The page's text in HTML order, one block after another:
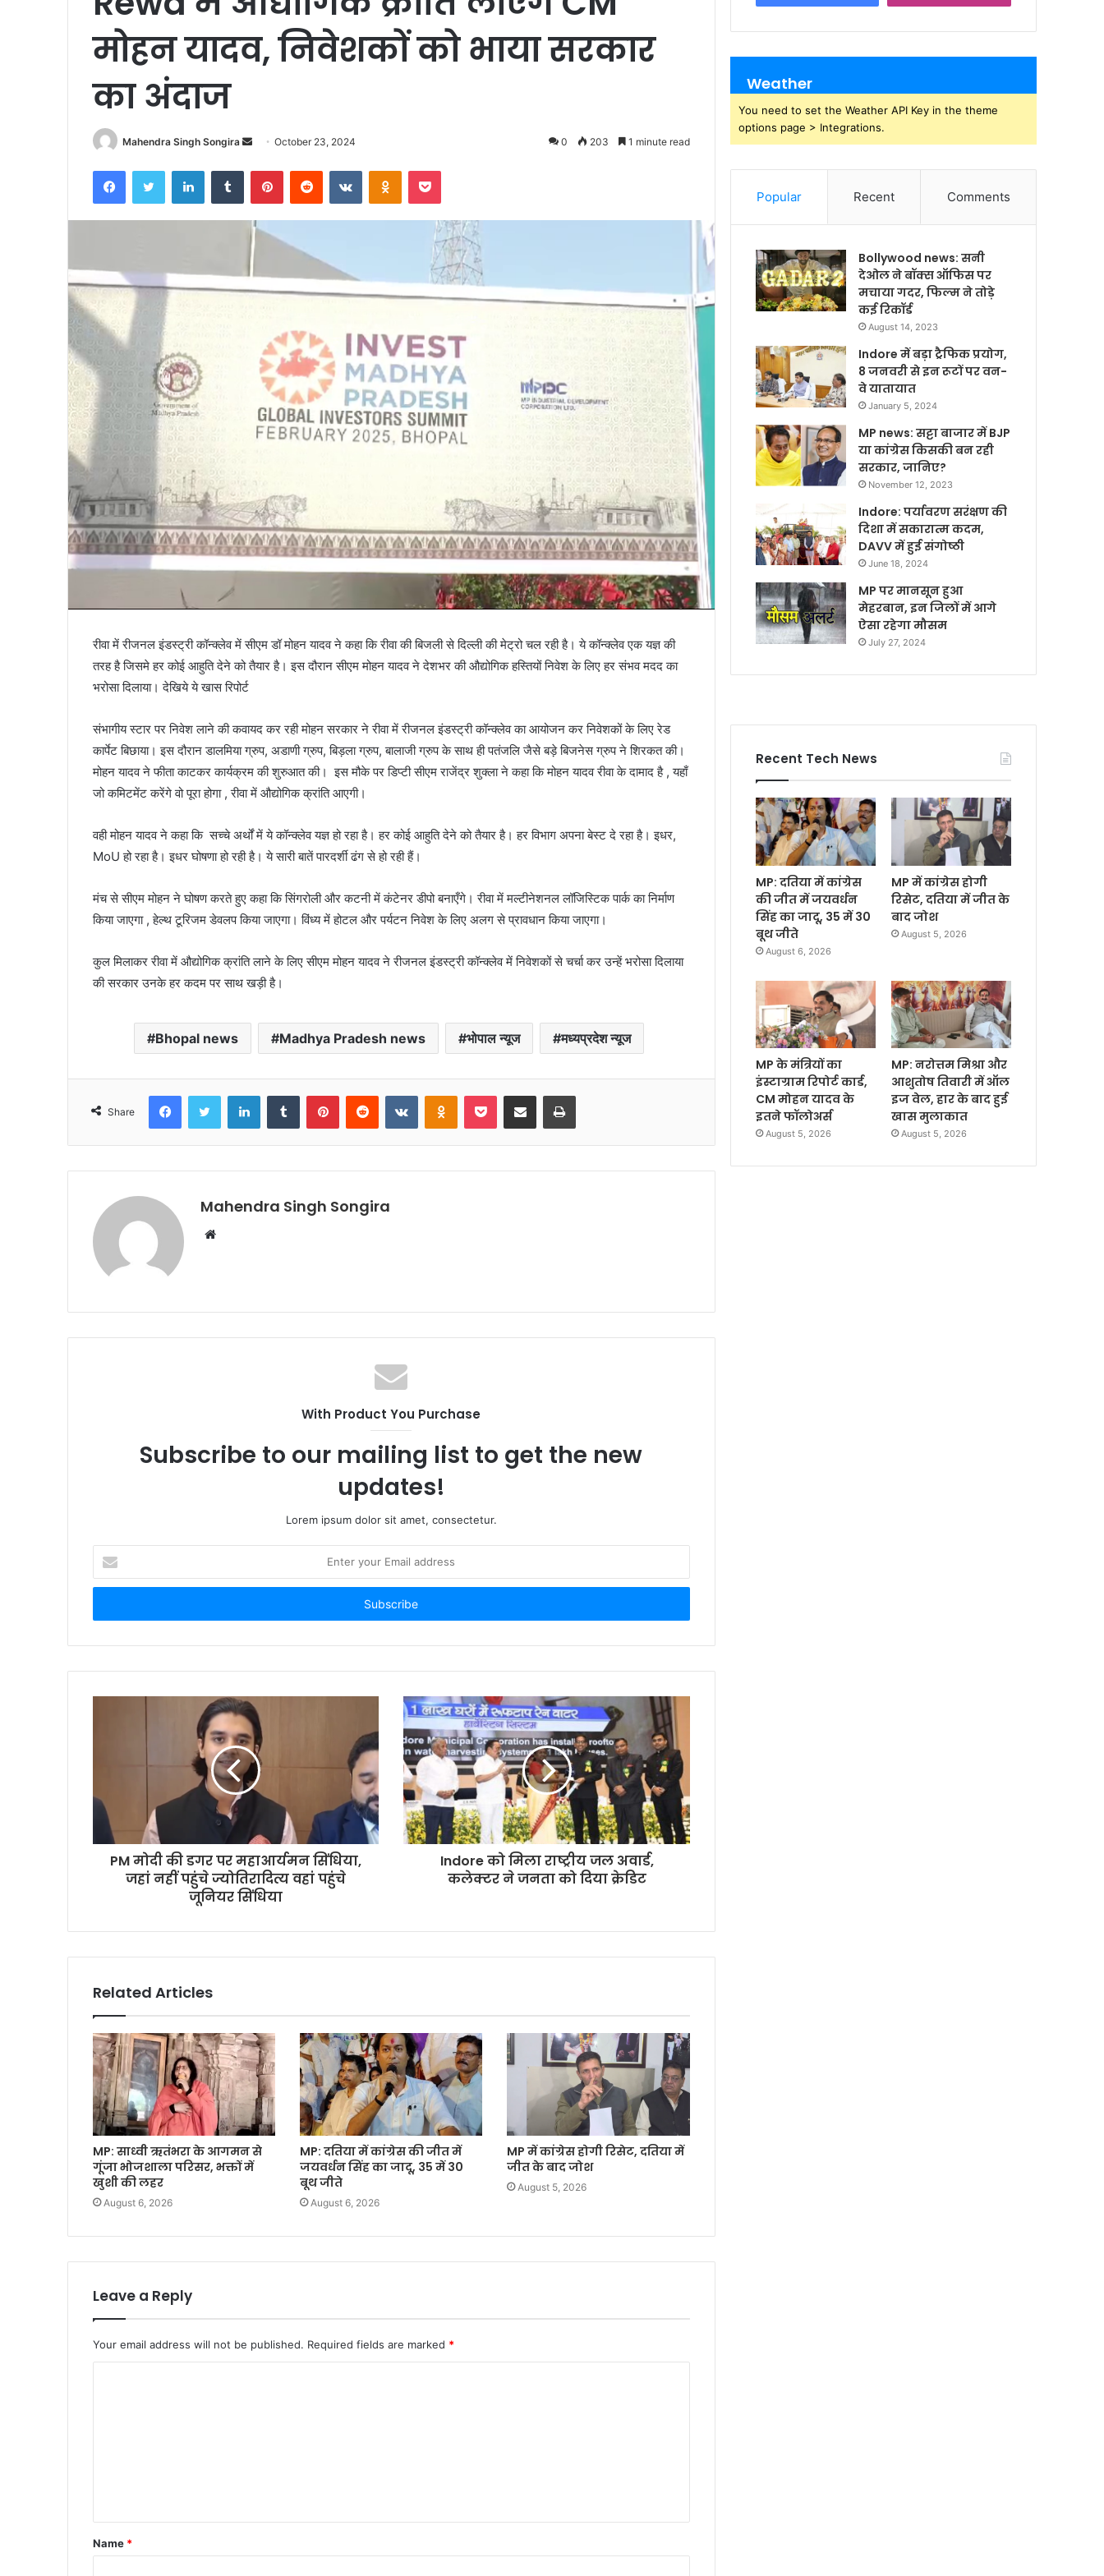
मोहन यादव, निवेशकों को भाया सरकार
का अंदाज
Mahendra Singh Songira
Send
email
October 23, 2024 0 203 1 minute read
FacebookTwitter LinkedInTumblr PinterestReddit VKontakteOdnoklassniki
Pocket
रीवा में रीजनल इंडस्ट्री कॉन्क्लेव में सीएम डॉ मोहन यादव ने कहा कि रीवा की बिजली से दिल्ली की मेट्रो चल रही है। ये कॉन्क्लेव एक यज्ञ की
तरह है जिसमे हर कोई आहुति देने को तैयार है। इस दौरान सीएम मोहन यादव ने देशभर की औद्योगिक हस्तियों निवेश के लिए हर संभव मदद का
भरोसा दिलाया। देखिये ये खास रिपोर्ट
संभागीय स्टार पर निवेश लाने की कवायद कर रही मोहन सरकार ने रीवा में रीजनल इंडस्ट्री कॉन्क्लेव का आयोजन कर निवेशकों के लिए रेड
कार्पेट बिछाया। इस दौरान डालमिया ग्रुप, अडाणी ग्रुप, बिड़ला ग्रुप, बालाजी ग्रुप के साथ ही पतंजलि जैसे बड़े बिजनेस ग्रुप ने शिरकत की।
मोहन यादव ने फीता काटकर कार्यक्रम की शुरुआत की। इस मौके पर डिप्टी सीएम राजेंद्र शुक्ला ने कहा कि मोहन यादव रीवा के दामाद है , यहाँ
जो कमिटमेंट करेंगे वो पूरा होगा , रीवा में औद्योगिक क्रांति आएगी।
वही मोहन यादव ने कहा कि सच्चे अर्थों में ये कॉन्क्लेव यज्ञ हो रहा है। हर कोई आहुति देने को तैयार है। हर विभाग अपना बेस्ट दे रहा है। इधर,
MoU हो रहा है। इधर घोषणा हो रही है। ये सारी बातें पारदर्शी ढंग से हो रही हैं।
मंच से सीएम मोहन ने घोषण करते हुए कहा कि सिंगरोली और कटनी में कंटेनर डीपो बनाएँगे। रीवा में मल्टीनेशनल लॉजिस्टिक पार्क का निर्माण
किया जाएगा , हेल्थ टूरिजम डेवलप किया जाएगा। विंध्य में होटल और पर्यटन निवेश के लिए अलग से प्रावधान किया जाएगा।
कुल मिलाकर रीवा में औद्योगिक क्रांति लाने के लिए सीएम मोहन यादव ने रीजनल इंडस्ट्री कॉन्क्लेव में निवेशकों से चर्चा कर उन्हें भरोसा दिलाया
की सरकार उनके हर कदम पर साथ खड़ी है।
Bhopal news Madhya Pradesh news भोपाल न्यूज मध्यप्रदेश न्यूज
Share
FacebookTwitter LinkedInTumblr PinterestReddit VKontakteOdnoklassniki
Pocket Share via Email Print
Mahendra Singh Songira
Website
With Product You Purchase
Subscribe to our mailing list to get the new
updates!
Lorem ipsum dolor sit amet, consectetur.
your
Email
PM मोदी की डगर पर महाआर्यमन सिंधिया,
जहां नहीं पहुंचे ज्योतिरादित्य वहां पहुंचे
जूनियर सिंधिया
Indore को मिला राष्ट्रीय जल अवार्ड,
कलेक्टर ने जनता को दिया क्रेडिट
Related Articles
MP: साध्वी ऋतंभरा के आगमन से
गूंजा भोजशाला परिसर, भक्तों में
खुशी की लहर
August 6, 2026
MP: दतिया में कांग्रेस की जीत में
जयवर्धन सिंह का जादू, 35 में 30
बूथ जीते
August 6, 2026
MP में कांग्रेस होगी रिसेट, दतिया में
जीत के बाद जोश
August 5, 2026
Leave a Reply
Your email address will not be published. Required fields are marked *
t
*
Name *
Weather
You need to set the Weather API Key in the theme
options page > Integrations.
Popular Recent Comments
Bollywood news: सनी
देओल ने बॉक्स ऑफिस पर
मचाया गदर, फिल्म ने तोड़े
कई रिकॉर्ड
August 14, 2023
Indore में बड़ा ट्रैफिक प्रयोग,
8 जनवरी से इन रूटों पर वन-
वे यातायात
January 5, 2024
MP news: सट्टा बाजार में BJP
या कांग्रेस किसकी बन रही
सरकार, जानिए?
November 12, 2023
Indore: पर्यावरण सरंक्षण की
दिशा में सकारात्म कदम,
DAVV में हुई संगोष्ठी
June 18, 2024
MP पर मानसून हुआ
मेहरबान, इन जिलों में आगे
ऐसा रहेगा मौसम
July 27, 2024
Recent Tech News
MP: दतिया में कांग्रेस
की जीत में जयवर्धन
सिंह का जादू, 35 में 30
बूथ जीते
August 6, 2026
MP में कांग्रेस होगी
रिसेट, दतिया में जीत के
बाद जोश
August 5, 2026
MP के मंत्रियों का
इंस्टाग्राम रिपोर्ट कार्ड,
CM मोहन यादव के
इतने फॉलोअर्स
August 5, 2026
MP: नरोत्तम मिश्रा और
आशुतोष तिवारी में ऑल
इज वेल, हार के बाद हुई
खास मुलाकात
August 5, 2026